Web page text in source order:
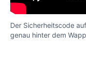
Der Sicherheitscode
genau hinter dem